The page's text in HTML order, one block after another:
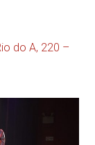
do A, 220 –